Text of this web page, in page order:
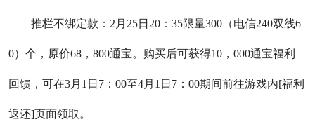
推栏不绑定款：2月25日20：35限量300（电信240双线6
0）个，原价68，800通宝。购买后可获得10，000通宝福利
回馈，可在3月1日7：00至4月1日7：00期间前往游戏内[福利
返还]页面领取。